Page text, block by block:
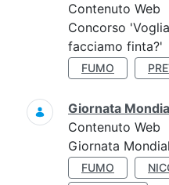
Contenuto Web
Concorso
facciamo finta?'
FUMO
Giornata
Contenuto Web
Giornata
FUMO